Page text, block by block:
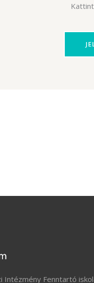
Intézmény Fenntartó